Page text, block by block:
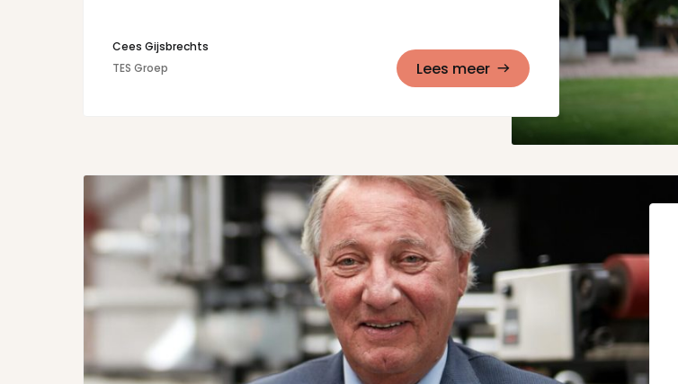
Cees Gijsbrechts
TES Groep
Lees meer